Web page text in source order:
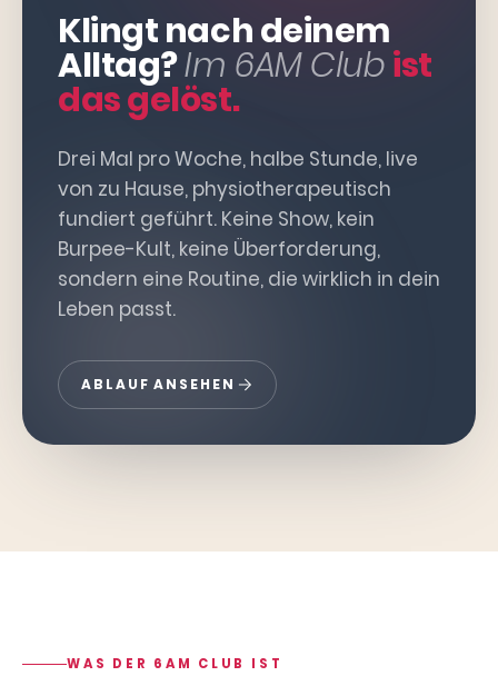
Klingt nach deinem
Alltag?Im 6AM Clubist
das gelöst.
Drei Mal pro Woche, halbe Stunde, live
von zu Hause, physiotherapeutisch
fundiert geführt. Keine Show, kein
Burpee-Kult, keine Überforderung,
sondern eine Routine, die wirklich in dein
Leben passt.
ABLAUF ANSEHEN
WAS DER 6AM CLUB IST